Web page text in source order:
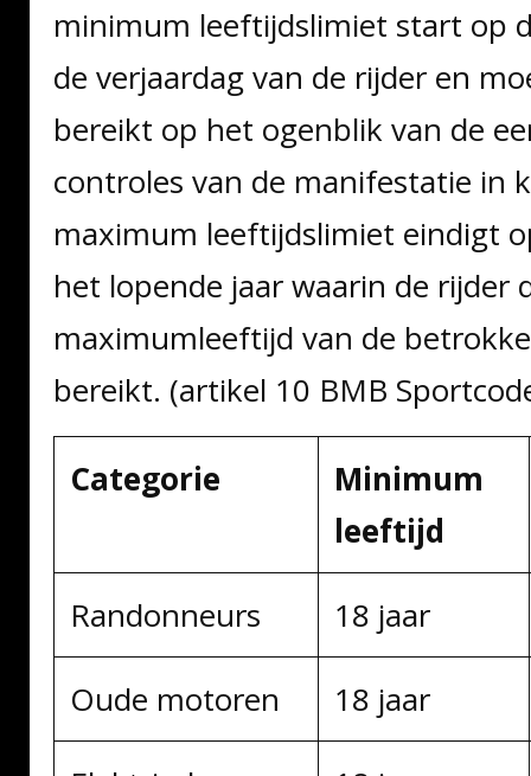
minimum leeftijdslimiet start op
de verjaardag van de rijder en
bereikt op het ogenblik van de
controles van de manifestatie in
maximum leeftijdslimiet eindigt
het lopende jaar waarin de rijder
maximumleeftijd van de
bereikt. (artikel 10 BMB
Categorie
Minimum
leeftijd
Randonneurs
18 jaar
Oude motoren
18 jaar